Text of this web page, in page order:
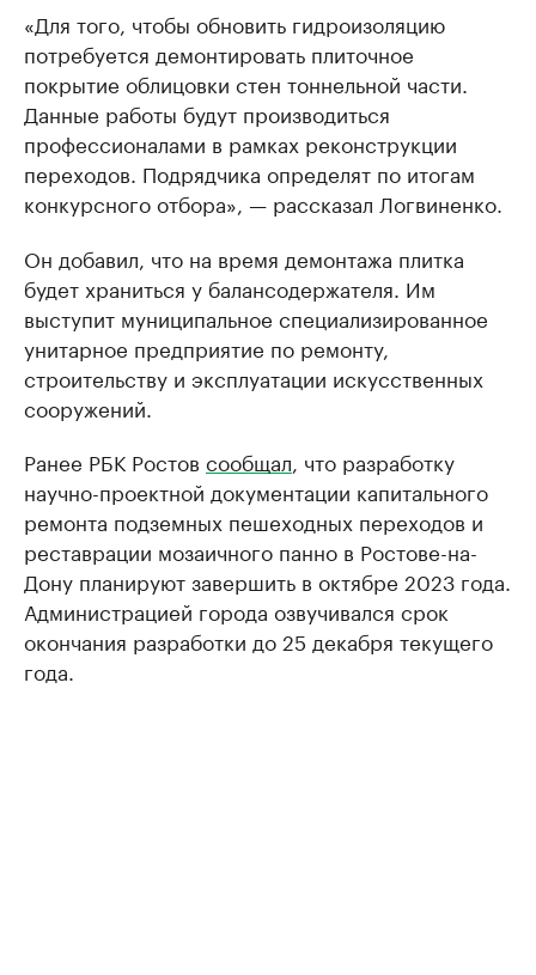
«Для того, чтобы обновить гидроизоляцию
потребуется демонтировать плиточное
покрытие облицовки стен тоннельной части.
Данные работы будут производиться
профессионалами в рамках реконструкции
переходов. Подрядчика определят по итогам
конкурсного отбора», — рассказал Логвиненко.
Он добавил, что на время демонтажа плитка
будет храниться у балансодержателя. Им
выступит муниципальное специализированное
унитарное предприятие по ремонту,
строительству и эксплуатации искусственных
сооружений.
Ранее РБК Ростов сообщал, что разработку
научно-проектной документации капитального
ремонта подземных пешеходных переходов и
реставрации мозаичного панно в Ростове-на-
Дону планируют завершить в октябре 2023 года.
Администрацией города озвучивался срок
окончания разработки до 25 декабря текущего
года.